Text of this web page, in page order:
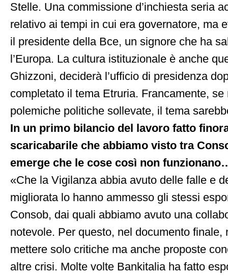
Stelle. Una commissione d’inchiesta seria
relativo ai tempi in cui era governatore, ma
il presidente della Bce, un signore che ha
l’Europa. La cultura istituzionale è anche
Ghizzoni, deciderà l’ufficio di presidenza
completato il tema Etruria. Francamente,
polemiche politiche sollevate, il tema
In un primo bilancio del lavoro fatto
scaricabarile che abbiamo visto tra
emerge che le cose così non
«Che la Vigilanza abbia avuto delle falle e
migliorata lo hanno ammesso gli stessi
Consob, dai quali abbiamo avuto una
notevole. Per questo, nel documento finale,
mettere solo critiche ma anche proposte
altre crisi. Molte volte Bankitalia ha fatto